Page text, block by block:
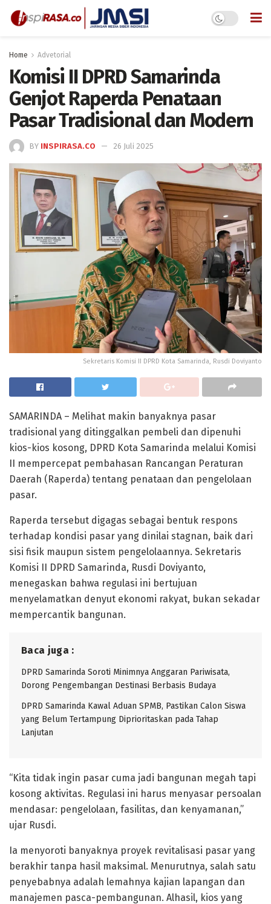
Home Advetorial
Komisi II DPRD Samarinda
Genjot Raperda Penataan
Pasar Tradisional dan Modern
BY INSPIRASA.CO 26 Juli 2025
Sekretaris Komisi II DPRD Kota Samarinda, Rusdi Doviyanto
SAMARINDA – Melihat makin banyaknya pasar
tradisional yang ditinggalkan pembeli dan dipenuhi
kios-kios kosong, DPRD Kota Samarinda melalui Komisi
II mempercepat pembahasan Rancangan Peraturan
Daerah (Raperda) tentang penataan dan pengelolaan
pasar.
Raperda tersebut digagas sebagai bentuk respons
terhadap kondisi pasar yang dinilai stagnan, baik dari
sisi fisik maupun sistem pengelolaannya. Sekretaris
Komisi II DPRD Samarinda, Rusdi Doviyanto,
menegaskan bahwa regulasi ini bertujuan
menyelamatkan denyut ekonomi rakyat, bukan sekadar
mempercantik bangunan.
Baca juga :
DPRD Samarinda Soroti Minimnya Anggaran Pariwisata,
Dorong Pengembangan Destinasi Berbasis Budaya
DPRD Samarinda Kawal Aduan SPMB, Pastikan Calon Siswa
yang Belum Tertampung Diprioritaskan pada Tahap
Lanjutan
“Kita tidak ingin pasar cuma jadi bangunan megah tapi
kosong aktivitas. Regulasi ini harus menyasar persoalan
mendasar: pengelolaan, fasilitas, dan kenyamanan,”
ujar Rusdi.
Ia menyoroti banyaknya proyek revitalisasi pasar yang
berakhir tanpa hasil maksimal. Menurutnya, salah satu
penyebabnya adalah lemahnya kajian lapangan dan
manajemen pasca-pembangunan. Alhasil, kios yang